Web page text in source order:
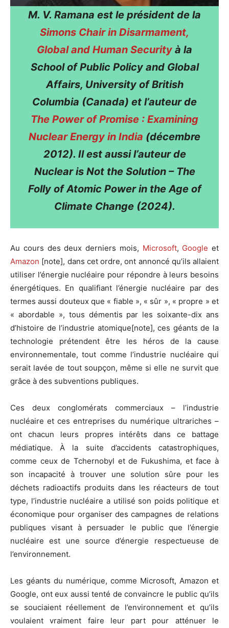
M. V. Ramana est le président de la
Simons Chair in Disarmament,
Global and Human Security à la
School of Public Policy and Global
Affairs, University of British
Columbia (Canada) et l’auteur de
The Power of Promise : Examining
Nuclear Energy in India (décembre
2012). Il est aussi l’auteur de
Nuclear is Not the Solution – The
Folly of Atomic Power in the Age of
Climate Change (2024).
Au cours des deux derniers mois, Microsoft, Google et
Amazon [note], dans cet ordre, ont annoncé qu’ils allaient
utiliser l’énergie nucléaire pour répondre à leurs besoins
énergétiques. En qualifiant l’énergie nucléaire par des
termes aussi douteux que « fiable », « sûr », « propre » et
« abordable », tous démentis par les soixante-dix ans
d’histoire de l’industrie atomique[note], ces géants de la
technologie prétendent être les héros de la cause
environnementale, tout comme l’industrie nucléaire qui
serait lavée de tout soupçon, même si elle ne survit que
grâce à des subventions publiques.
Ces deux conglomérats commerciaux – l’industrie
nucléaire et ces entreprises du numérique ultrariches –
ont chacun leurs propres intérêts dans ce battage
médiatique. À la suite d’accidents catastrophiques,
comme ceux de Tchernobyl et de Fukushima, et face à
son incapacité à trouver une solution sûre pour les
déchets radioactifs produits dans les réacteurs de tout
type, l’industrie nucléaire a utilisé son poids politique et
économique pour organiser des campagnes de relations
publiques visant à persuader le public que l’énergie
nucléaire est une source d’énergie respectueuse de
l’environnement.
Les géants du numérique, comme Microsoft, Amazon et
Google, ont eux aussi tenté de convaincre le public qu’ils
se souciaient réellement de l’environnement et qu’ils
voulaient vraiment faire leur part pour atténuer le